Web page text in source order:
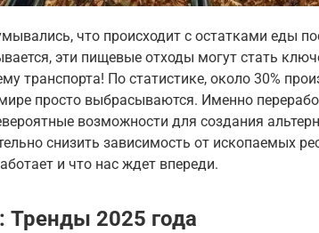
что происходит с остатками еды
эти пищевые отходы могут стать
транспорта! По статистике, около 30%
просто выбрасываются. Именно
возможности для создания
снизить зависимость от ископаемых
и что нас ждет впереди.
Тренды 2025 года